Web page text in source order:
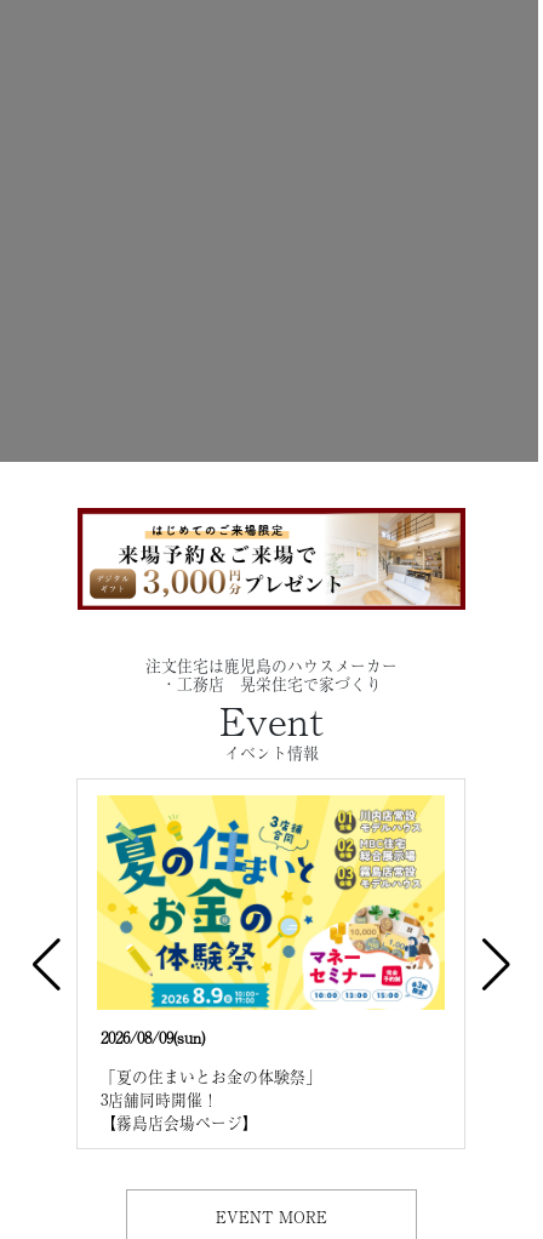
注文住宅は鹿児島のハウスメーカー
・工務店 晃栄住宅で家づくり
Event
イベント情報
2026/08/09(sun)
「夏の住まいとお金の体験祭」
3店舗同時開催！
【霧島店会場ページ】
EVENT MORE